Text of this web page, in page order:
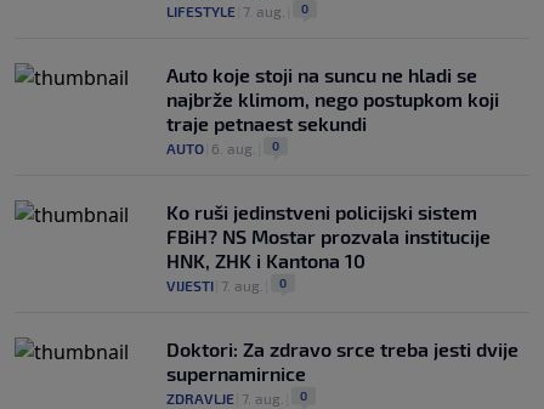
LIFESTYLE 7. aug. 0
Auto koje stoji na suncu ne hladi se
najbrže klimom, nego postupkom koji
traje petnaest sekundi
AUTO 6. aug. 0
Ko ruši jedinstveni policijski sistem
FBiH? NS Mostar prozvala institucije
HNK, ZHK i Kantona 10
VIJESTI 7. aug. 0
Doktori: Za zdravo srce treba jesti dvije
supernamirnice
ZDRAVLJE 7. aug. 0